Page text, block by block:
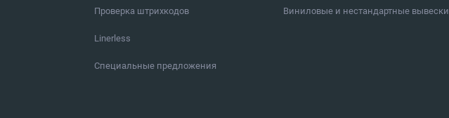
Проверка штрихкодов
Linerless
Специальные предложения
Виниловые и нестандартные вывески